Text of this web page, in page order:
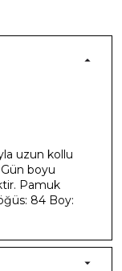
uzun kollu
Gün boyu
Pamuk
84 Boy: